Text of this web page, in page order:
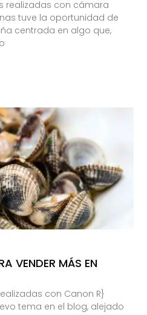
realizadas con cámara
tuve la oportunidad de
centrada en algo que,
VENDER MÁS EN
con Canon R}
tema en el blog, alejado